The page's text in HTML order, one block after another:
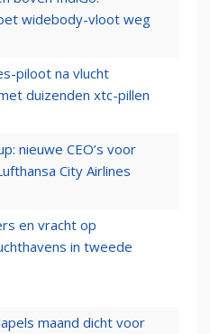
widebody-vloot weg
piloot na vlucht
duizenden xtc-pillen
nieuwe CEO’s voor
City Airlines
en vracht op
in tweede
maand dicht voor